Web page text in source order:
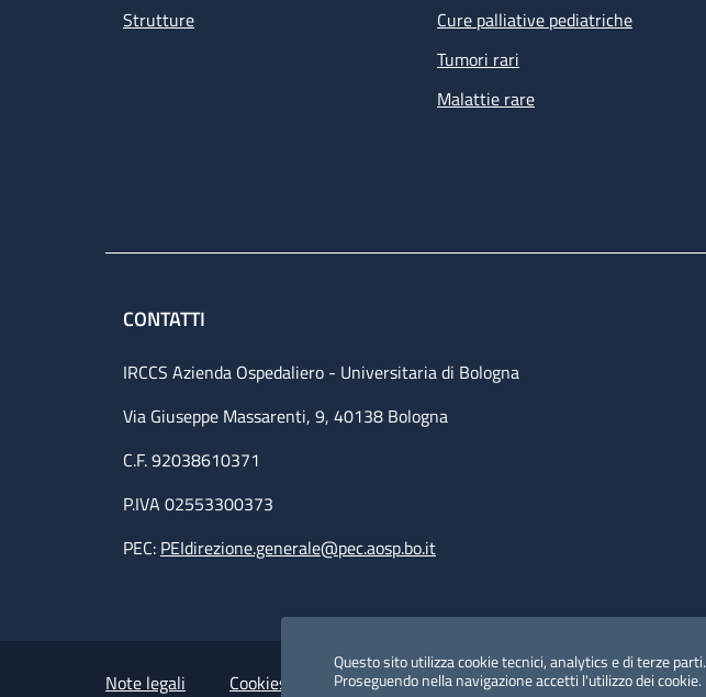
Questo sito utilizza cookie tecnici, analytics e di terze parti.
Proseguendo nella navigazione accetti l'utilizzo dei cookie.
Strutture
Cure palliative pediatriche
Tumori rari
Malattie rare
CONTATTI
IRCCS Azienda Ospedaliero - Universitaria di Bologna
Via Giuseppe Massarenti, 9, 40138 Bologna
C.F. 92038610371
P.IVA 02553300373
PEC: PEIdirezione.generale@pec.aosp.bo.it
Small prints
Useful links section
Note legali Cookies Policy Policy privacy e protezione del dato personale